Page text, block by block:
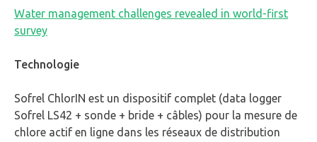
Water management challenges revealed in world-first
survey
Technologie
Sofrel ChlorIN est un dispositif complet (data logger
Sofrel LS42 + sonde + bride + câbles) pour la mesure de
chlore actif en ligne dans les réseaux de distribution